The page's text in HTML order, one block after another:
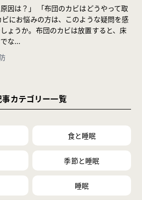
因は？」 「布団のカビはどうやって取
にお悩みの方は、このような疑問を感
ょうか。布団のカビは放置すると、床
な...
事カテゴリー一覧
食と睡眠
季節と睡眠
睡眠